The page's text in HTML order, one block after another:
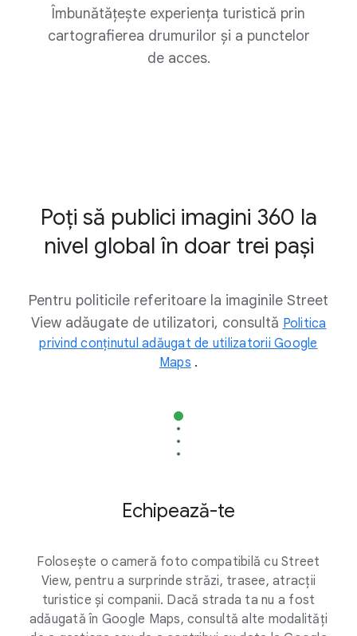
Îmbunătățește experiența turistică prin
cartografierea drumurilor și a punctelor
de acces.
Poți să publici imagini 360 la
nivel global în doar trei pași
Pentru politicile referitoare la imaginile Street
View adăugate de utilizatori, consultă Politica
privind conținutul adăugat de utilizatorii Google
Maps .
Echipează-te
Folosește o cameră foto compatibilă cu Street
View, pentru a surprinde străzi, trasee, atracții
turistice și companii. Dacă strada ta nu a fost
adăugată în Google Maps, consultă alte modalități